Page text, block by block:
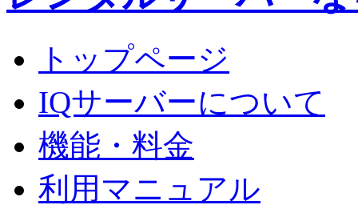
トップページ
IQサーバーについて
機能・料金
利用マニュアル